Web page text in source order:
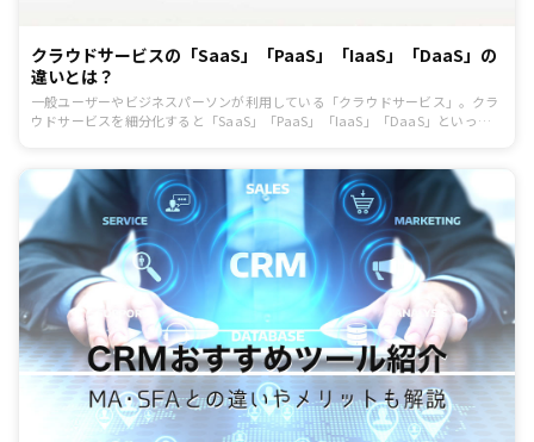
クラウドサービスの「SaaS」「PaaS」「IaaS」「DaaS」の
違いとは？
一般ユーザーやビジネスパーソンが利用している「クラウドサービス」。クラ
ウドサービスを細分化すると「SaaS」「PaaS」「IaaS」「DaaS」といった
「IaaS」「DaaS」の違い、さらに新しく生まれているサービスについてお話
しします。